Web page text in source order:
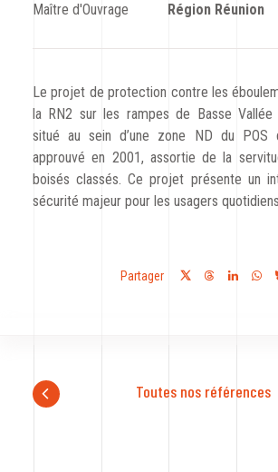
Contact
Maître d'Ouvrage
Région Réunion
Le projet de protection contre les
la RN2 sur les rampes de Basse
situé au sein d’une zone ND du POS
approuvé en 2001, assortie de la
boisés classés. Ce projet présente un
sécurité majeur pour les usagers
Partager
Toutes nos références